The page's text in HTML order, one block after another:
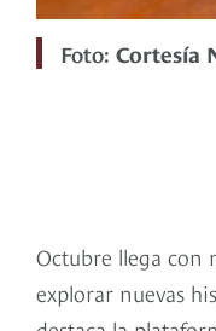
Foto: Cortesía
Octubre llega con
explorar nuevas